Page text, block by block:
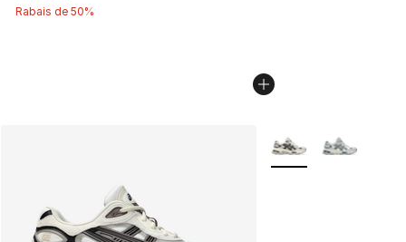
Rabais de 50%
Plus de couleurs